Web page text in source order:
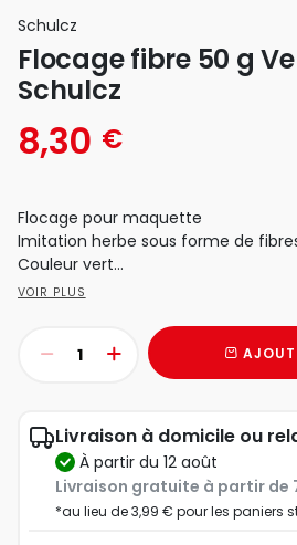
Schulcz
Flocage fibre 50 g
Schulcz
8,30 €
Flocage pour maquette
Imitation herbe sous forme de
Couleur vert...
VOIR PLUS
Livraison à domicile ou
à partir du 12 août
Livraison gratuite à partir
*au lieu de 3,99 € pour les paniers